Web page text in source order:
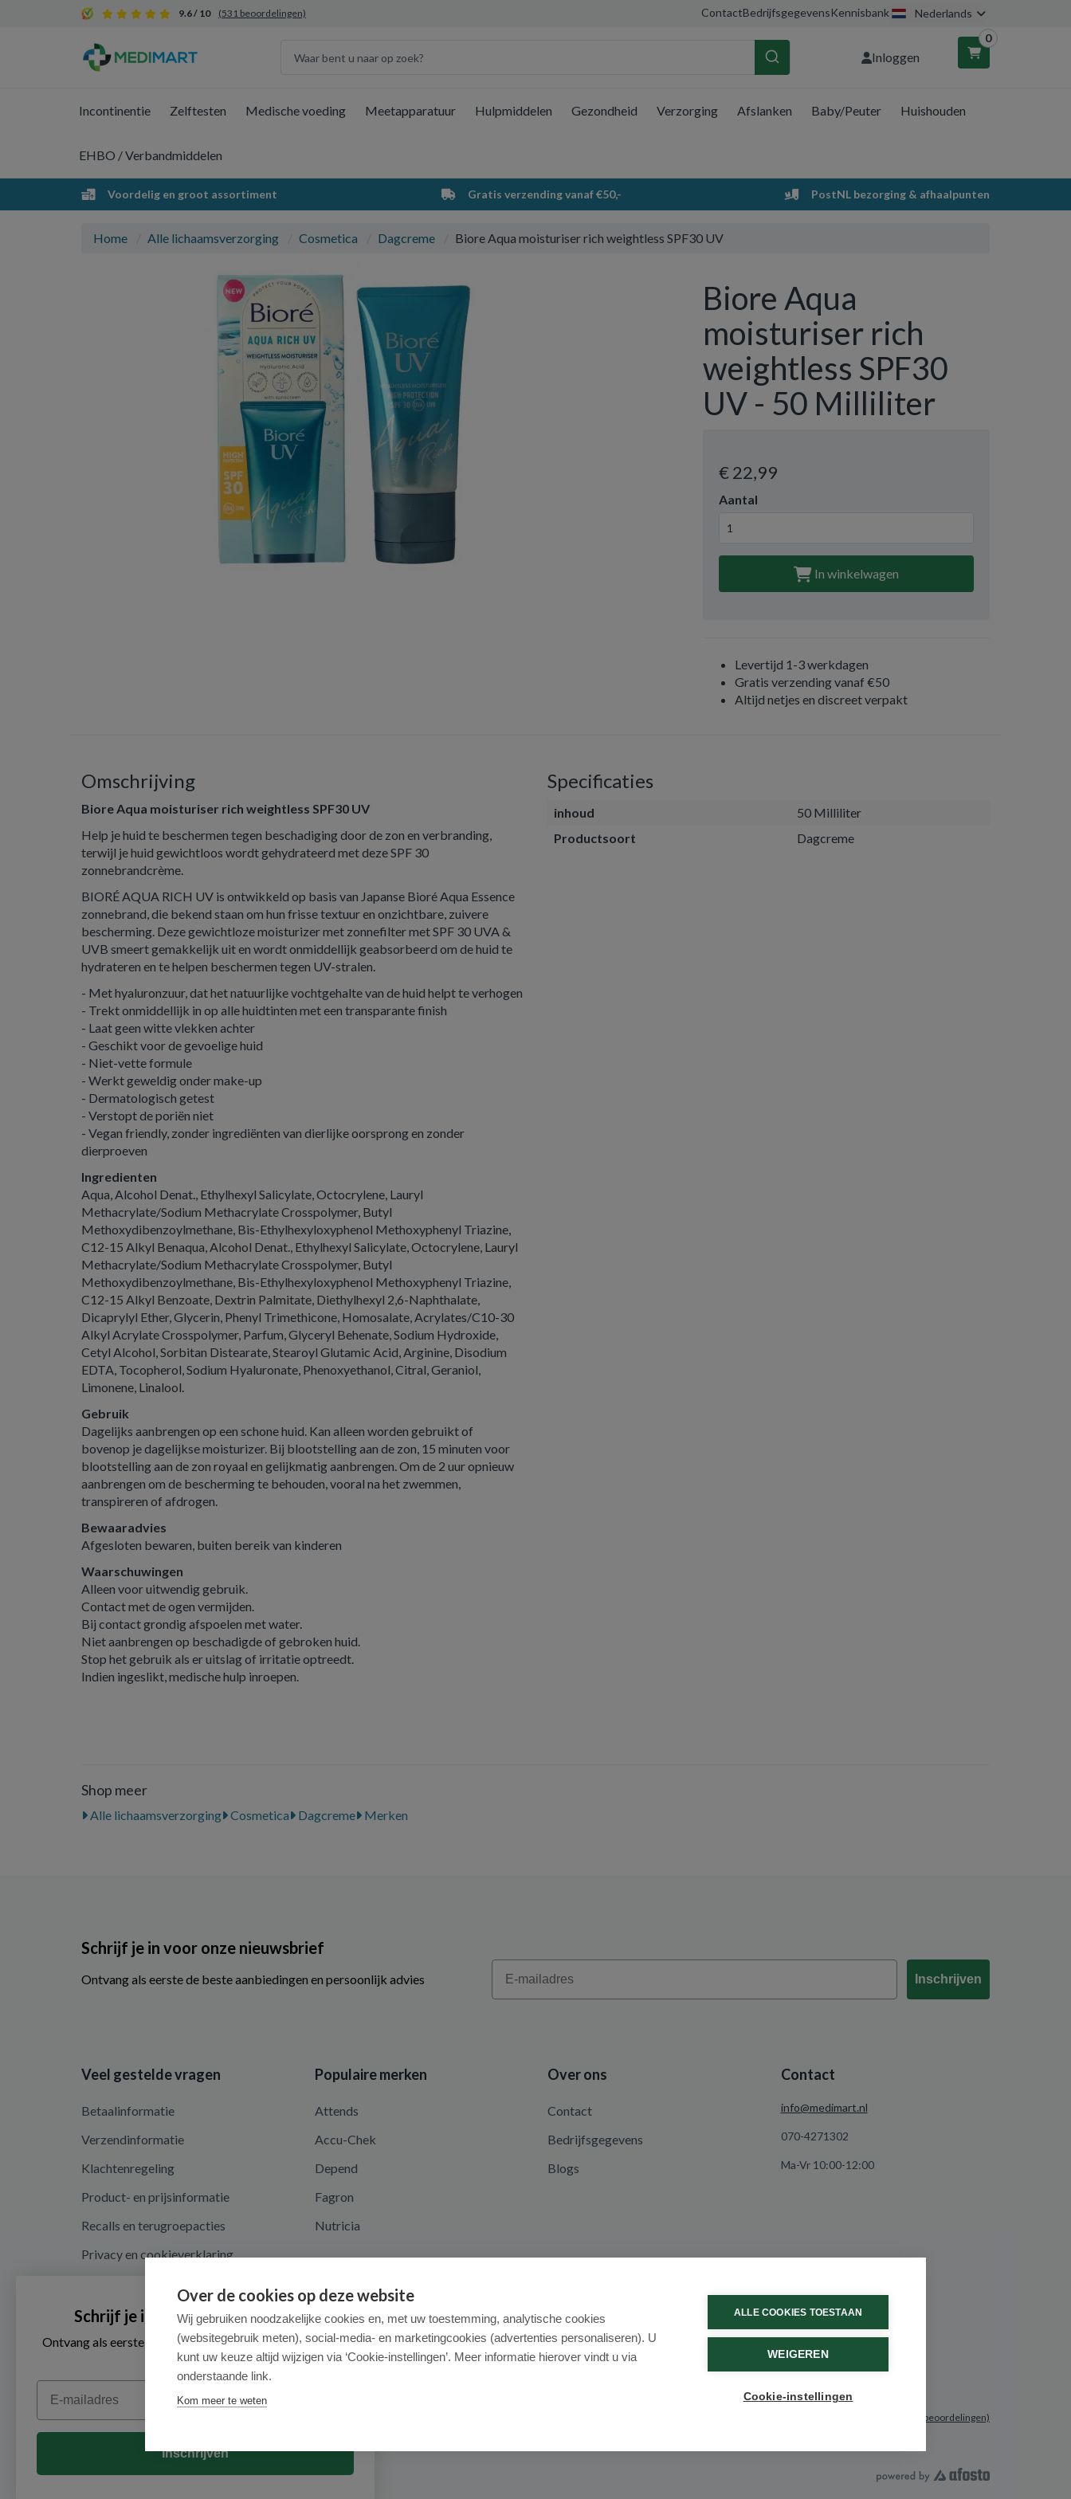
9.6 / 10 (531 beoordelingen) ContactBedrijfsgegevensKennisbank Nederlands
Inloggen
0
Winkelwagen
Uw winkelwagen is leeg.
Vul hem met producten.
Incontinentie Zelftesten Medische voeding Meetapparatuur Hulpmiddelen Gezondheid Verzorging Afslanken Baby/Peuter Huishouden
EHBO / Verbandmiddelen
Voordelig en groot assortiment Gratis verzending vanaf €50,- PostNL bezorging & afhaalpunten
Home Alle lichaamsverzorging Cosmetica Dagcreme Biore Aqua moisturiser rich weightless SPF30 UV
Biore Aqua
moisturiser rich
weightless SPF30
UV - 50 Milliliter
€ 22,99
Aantal
In winkelwagen
Levertijd 1-3 werkdagen
Gratis verzending vanaf €50
Altijd netjes en discreet verpakt
Omschrijving
Biore Aqua moisturiser rich weightless SPF30 UV
Help je huid te beschermen tegen beschadiging door de zon en verbranding,
terwijl je huid gewichtloos wordt gehydrateerd met deze SPF 30
zonnebrandcrème.
BIORÉ AQUA RICH UV is ontwikkeld op basis van Japanse Bioré Aqua Essence
zonnebrand, die bekend staan om hun frisse textuur en onzichtbare, zuivere
bescherming. Deze gewichtloze moisturizer met zonnefilter met SPF 30 UVA &
UVB smeert gemakkelijk uit en wordt onmiddellijk geabsorbeerd om de huid te
hydrateren en te helpen beschermen tegen UV-stralen.
- Met hyaluronzuur, dat het natuurlijke vochtgehalte van de huid helpt te verhogen
- Trekt onmiddellijk in op alle huidtinten met een transparante finish
- Laat geen witte vlekken achter
- Geschikt voor de gevoelige huid
- Niet-vette formule
- Werkt geweldig onder make-up
- Dermatologisch getest
- Verstopt de poriën niet
- Vegan friendly, zonder ingrediënten van dierlijke oorsprong en zonder
dierproeven
Ingredienten
Aqua, Alcohol Denat., Ethylhexyl Salicylate, Octocrylene, Lauryl
Methacrylate/Sodium Methacrylate Crosspolymer, Butyl
Methoxydibenzoylmethane, Bis-Ethylhexyloxyphenol Methoxyphenyl Triazine,
C12-15 Alkyl Benaqua, Alcohol Denat., Ethylhexyl Salicylate, Octocrylene, Lauryl
Methacrylate/Sodium Methacrylate Crosspolymer, Butyl
Methoxydibenzoylmethane, Bis-Ethylhexyloxyphenol Methoxyphenyl Triazine,
C12-15 Alkyl Benzoate, Dextrin Palmitate, Diethylhexyl 2,6-Naphthalate,
Dicaprylyl Ether, Glycerin, Phenyl Trimethicone, Homosalate, Acrylates/C10-30
Alkyl Acrylate Crosspolymer, Parfum, Glyceryl Behenate, Sodium Hydroxide,
Cetyl Alcohol, Sorbitan Distearate, Stearoyl Glutamic Acid, Arginine, Disodium
EDTA, Tocopherol, Sodium Hyaluronate, Phenoxyethanol, Citral, Geraniol,
Limonene, Linalool.
Gebruik
Dagelijks aanbrengen op een schone huid. Kan alleen worden gebruikt of
bovenop je dagelijkse moisturizer. Bij blootstelling aan de zon, 15 minuten voor
blootstelling aan de zon royaal en gelijkmatig aanbrengen. Om de 2 uur opnieuw
aanbrengen om de bescherming te behouden, vooral na het zwemmen,
transpireren of afdrogen.
Bewaaradvies
Afgesloten bewaren, buiten bereik van kinderen
Waarschuwingen
Alleen voor uitwendig gebruik.
Contact met de ogen vermijden.
Bij contact grondig afspoelen met water.
Niet aanbrengen op beschadigde of gebroken huid.
Stop het gebruik als er uitslag of irritatie optreedt.
Indien ingeslikt, medische hulp inroepen.
Specificaties
inhoud
50 Milliliter
Productsoort
Dagcreme
Shop meer
Alle lichaamsverzorging Cosmetica Dagcreme Merken
Schrijf je in voor onze nieuwsbrief
Ontvang als eerste de beste aanbiedingen en persoonlijk advies
Email
Inschrijven
Veel gestelde vragen
Betaalinformatie
Verzendinformatie
Klachtenregeling
Product- en prijsinformatie
Recalls en terugroepacties
Privacy en cookieverklaring
Algemene voorwaarden
Herroepingsrecht en retouren
Populaire merken
Attends
Accu-Chek
Depend
Fagron
Nutricia
Over ons
Contact
Bedrijfsgegevens
Blogs
Contact
info@medimart.nl
070-4271302
Ma-Vr 10:00-12:00
(531 beoordelingen)
© 2026 - Medimart.nl.
Over de cookies op deze website
Wij gebruiken noodzakelijke cookies en, met uw toestemming, analytische cookies
(websitegebruik meten), social-media- en marketingcookies (advertenties personaliseren). U
kunt uw keuze altijd wijzigen via ‘Cookie-instellingen’. Meer informatie hierover vindt u via
onderstaande link.
Kom meer te weten
ALLE COOKIES TOESTAAN
WEIGEREN
Cookie-instellingen
Schrijf je in voor onze nieuwsbrief
Ontvang als eerste de beste aanbiedingen en persoonlijk
advies
Email
Inschrijven